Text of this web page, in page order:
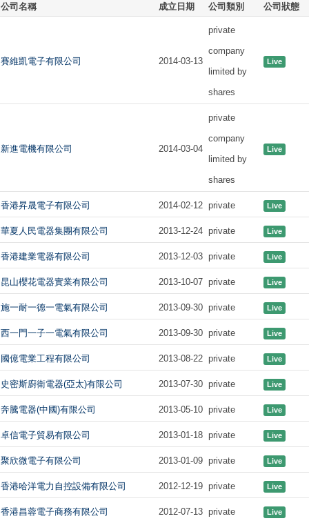
公司名稱 成立日期 公司類別 公司狀態
賽維凱電子有限公司 2014-03-13
private
company
limited by
shares
Live
新進電機有限公司 2014-03-04
private
company
limited by
shares
Live
香港昇晟電子有限公司 2014-02-12 private Live
華夏人民電器集團有限公司 2013-12-24 private Live
香港建業電器有限公司 2013-12-03 private Live
昆山櫻花電器實業有限公司 2013-10-07 private Live
施一耐一德一電氣有限公司 2013-09-30 private Live
西一門一子一電氣有限公司 2013-09-30 private Live
國億電業工程有限公司 2013-08-22 private Live
史密斯廚衛電器(亞太)有限公司 2013-07-30 private Live
奔騰電器(中國)有限公司 2013-05-10 private Live
卓信電子貿易有限公司 2013-01-18 private Live
聚欣微電子有限公司 2013-01-09 private Live
香港哈洋電力自控設備有限公司 2012-12-19 private Live
香港昌蓉電子商務有限公司 2012-07-13 private Live